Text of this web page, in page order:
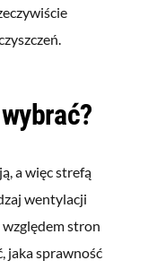
a więc strefą
wentylacji
stron
jaka sprawność